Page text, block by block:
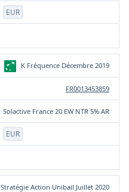
EUR
K Fréquence Décembre 2019
FR0013453859
Solactive France 20 EW NTR 5% AR
EUR
Stratégie Action Unibail Juillet 2020